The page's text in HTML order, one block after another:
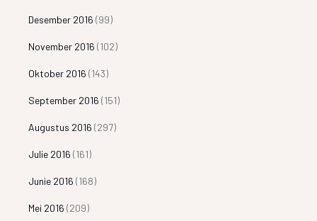
Desember 2016 (99)
November 2016 (102)
Oktober 2016 (143)
September 2016 (151)
Augustus 2016 (297)
Julie 2016 (161)
Junie 2016 (168)
Mei 2016 (209)